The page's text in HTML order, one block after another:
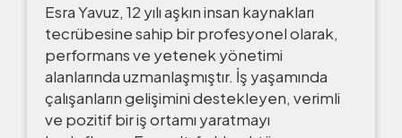
Esra Yavuz, 12 yılı aşkın insan kaynakları
tecrübesine sahip bir profesyonel olarak,
performans ve yetenek yönetimi
alanlarında uzmanlaşmıştır. İş yaşamında
çalışanların gelişimini destekleyen, verimli
ve pozitif bir iş ortamı yaratmayı